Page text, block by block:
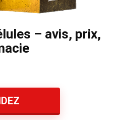
– avis, prix,